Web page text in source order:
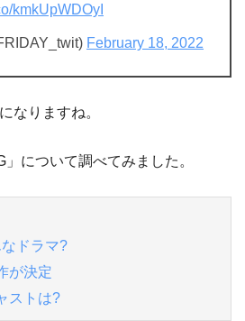
kmkUpWDOyI
February 18, 2022
なりますね。
について調べてみました。
なドラマ?
が決定
ストは?